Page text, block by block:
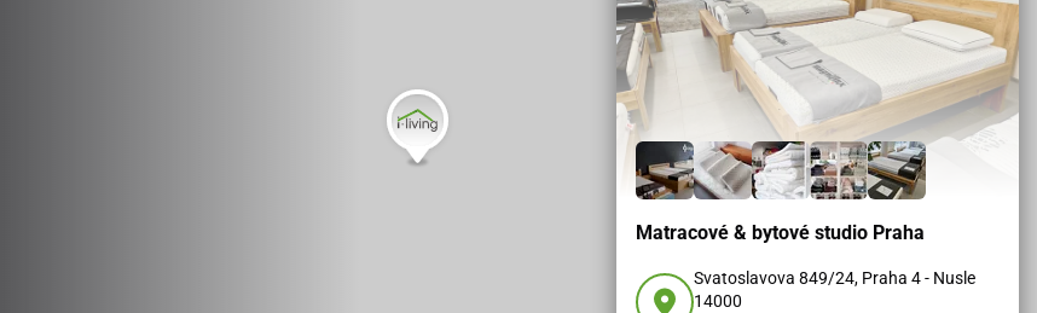
Matracové & bytové studio Praha
Svatoslavova 849/24, Praha 4 - Nusle
14000